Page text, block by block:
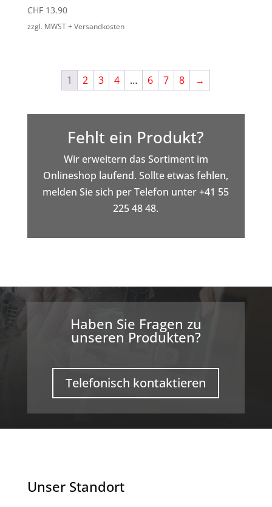
CHF13.90
zzgl. MWST + Versandkosten
1 2 3 4 … 6 7 8 →
Fehlt ein Produkt?
Wir erweitern das Sortiment im
Onlineshop laufend. Sollte etwas fehlen,
melden Sie sich per Telefon unter +41 55
225 48 48.
Haben Sie Fragen zu
unseren Produkten?
Telefonisch kontaktieren
Unser Standort